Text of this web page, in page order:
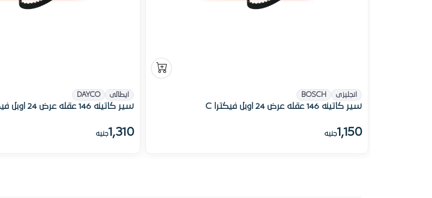
انجليزى BOSCH
سير كاتينه 146 عقله عرض 24 اوبل فيكترا C
1,150جنيه
ايطالى DAYCO
سير كاتينه 146 عقله عرض 24 اوبل فيكترا C
1,310جنيه